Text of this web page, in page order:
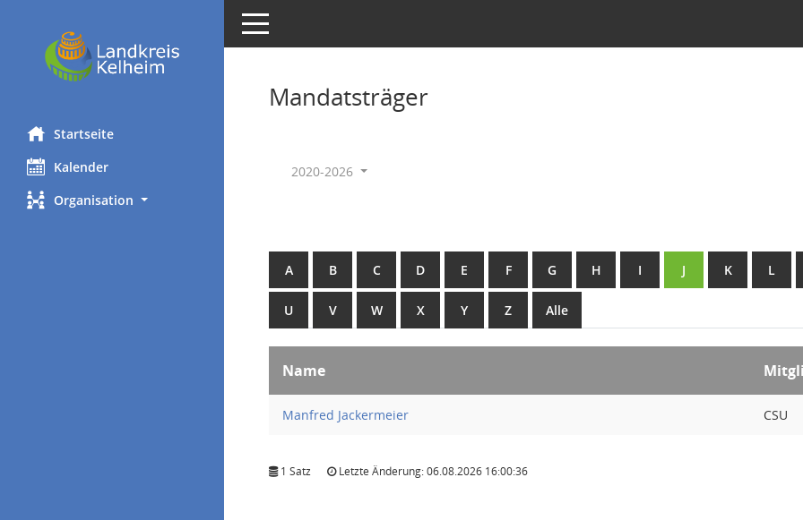
Startseite
Kalender
Organisation
Toggle navigation
Mandatsträger
2020-2026
A B C D E F G H I J K L
U V W X Y Z Alle
Name
Manfred Jackermeier CSU
1 Satz Letzte Änderung: 06.08.2026 16:00:36